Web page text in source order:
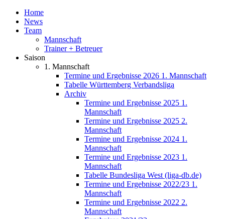
Home
News
Team
Mannschaft
Trainer + Betreuer
Saison
1. Mannschaft
Termine und Ergebnisse 2026 1. Mannschaft
Tabelle Württemberg Verbandsliga
Archiv
Termine und Ergebnisse 2025 1.
Mannschaft
Termine und Ergebnisse 2025 2.
Mannschaft
Termine und Ergebnisse 2024 1.
Mannschaft
Termine und Ergebnisse 2023 1.
Mannschaft
Tabelle Bundesliga West (liga-db.de)
Termine und Ergebnisse 2022/23 1.
Mannschaft
Termine und Ergebnisse 2022 2.
Mannschaft